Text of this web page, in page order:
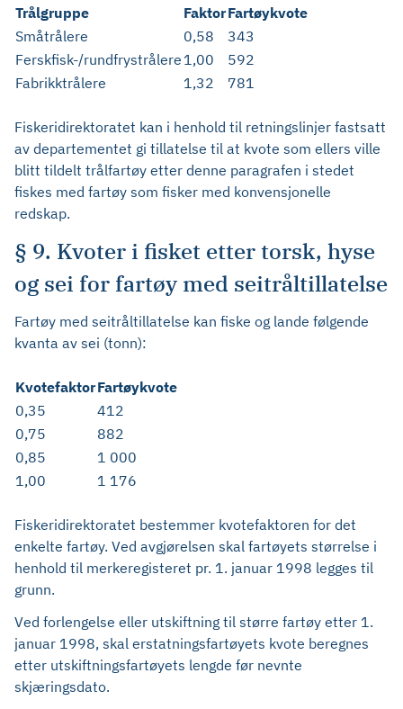
Trålgruppe FaktorFartøykvote
Småtrålere
0,58
343
Ferskfisk-/rundfrystrålere 1,00
592
Fabrikktrålere
1,32 781
Fiskeridirektoratet kan i henhold til retningslinjer fastsatt
av departementet gi tillatelse til at kvote som ellers ville
blitt tildelt trålfartøy etter denne paragrafen i stedet
fiskes med fartøy som fisker med konvensjonelle
redskap.
§ 9. Kvoter i fisket etter torsk, hyse
og sei for fartøy med seitråltillatelse
Fartøy med seitråltillatelse kan fiske og lande følgende
kvanta av sei (tonn):
KvotefaktorFartøykvote
0,35
412
0,75
882
0,85
1 000
1,00
1 176
Fiskeridirektoratet bestemmer kvotefaktoren for det
enkelte fartøy. Ved avgjørelsen skal fartøyets størrelse i
henhold til merkeregisteret pr. 1. januar 1998 legges til
grunn.
Ved forlengelse eller utskiftning til større fartøy etter 1.
januar 1998, skal erstatningsfartøyets kvote beregnes
etter utskiftningsfartøyets lengde før nevnte
skjæringsdato.